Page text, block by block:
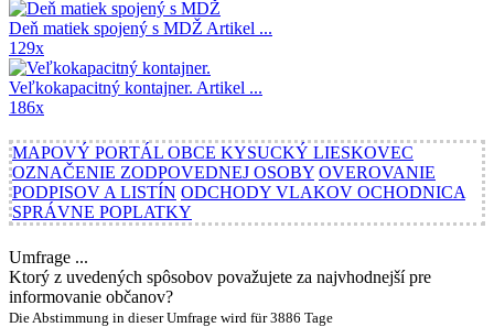
Deň matiek spojený s MDŽ Artikel ...
129x
Veľkokapacitný kontajner. Artikel ...
186x
MAPOVÝ PORTÁL OBCE KYSUCKÝ LIESKOVEC
OZNAČENIE ZODPOVEDNEJ OSOBY OVEROVANIE
PODPISOV A LISTÍN ODCHODY VLAKOV OCHODNICA
SPRÁVNE POPLATKY
Umfrage ...
Ktorý z uvedených spôsobov považujete za najvhodnejší pre
informovanie občanov?
Die Abstimmung in dieser Umfrage wird für 3886 Tage